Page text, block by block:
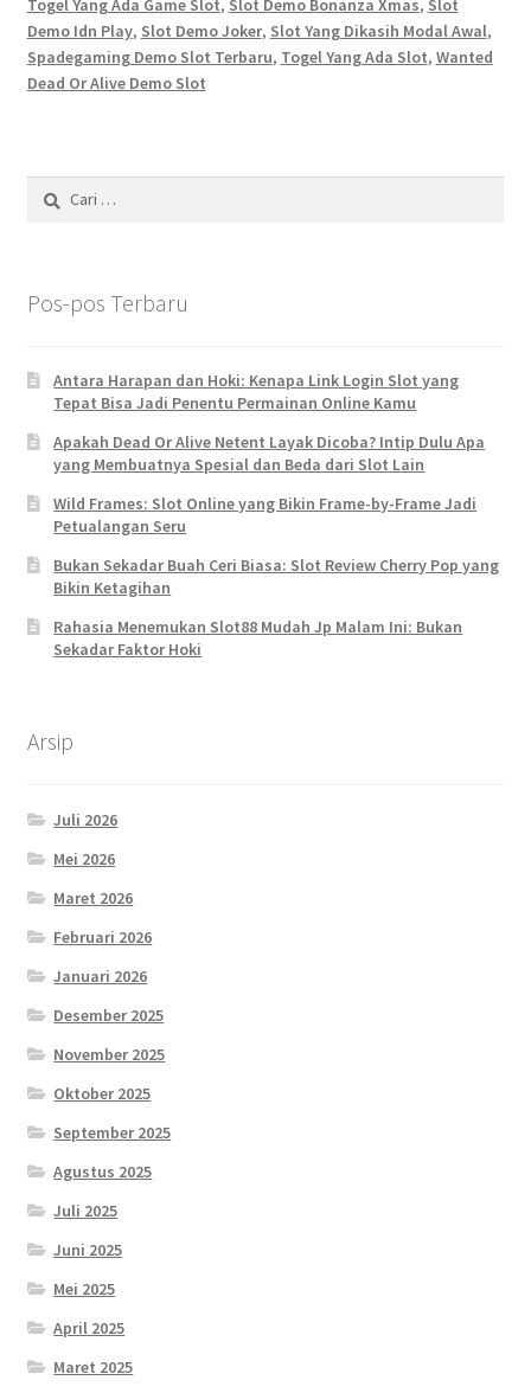
Togel Yang Ada Game Slot, Slot Demo Bonanza Xmas, Slot
Demo Idn Play, Slot Demo Joker, Slot Yang Dikasih Modal Awal,
Spadegaming Demo Slot Terbaru, Togel Yang Ada Slot, Wanted
Dead Or Alive Demo Slot
untuk:
Pos-pos Terbaru
Antara Harapan dan Hoki: Kenapa Link Login Slot yang
Tepat Bisa Jadi Penentu Permainan Online Kamu
Apakah Dead Or Alive Netent Layak Dicoba? Intip Dulu Apa
yang Membuatnya Spesial dan Beda dari Slot Lain
Wild Frames: Slot Online yang Bikin Frame-by-Frame Jadi
Petualangan Seru
Bukan Sekadar Buah Ceri Biasa: Slot Review Cherry Pop yang
Bikin Ketagihan
Rahasia Menemukan Slot88 Mudah Jp Malam Ini: Bukan
Sekadar Faktor Hoki
Arsip
Juli 2026
Mei 2026
Maret 2026
Februari 2026
Januari 2026
Desember 2025
November 2025
Oktober 2025
September 2025
Agustus 2025
Juli 2025
Juni 2025
Mei 2025
April 2025
Maret 2025